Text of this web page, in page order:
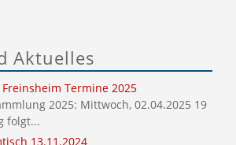
Aktuelles
Termine 2025
2025: Mittwoch, 02.04.2025 19
folgt...
13.11.2024